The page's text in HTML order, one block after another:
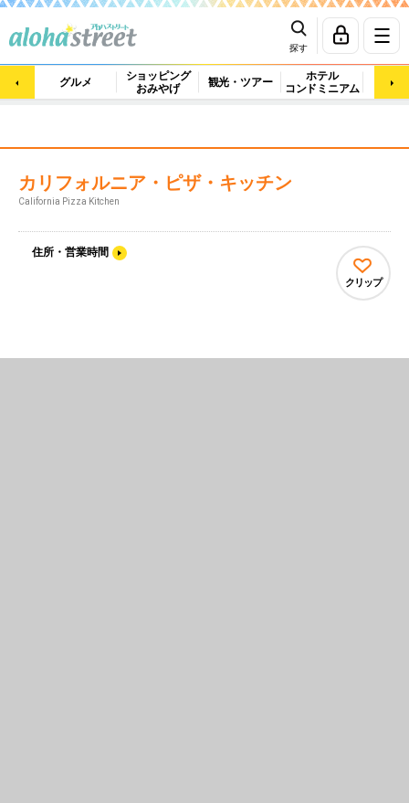
探す
グルメ
ショッピング
おみやげ
観光・ツアー
ホテル
コンドミニアム
マッ
カリフォルニア・ピザ・キッチン
California Pizza Kitchen
住所・営業時間
クリップ